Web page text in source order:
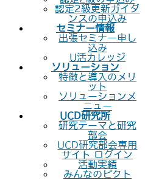
認定2級更新ガイダ
ンスの申込み
セミナー情報
出張セミナー申し
込み
U活カレッジ
ソリューション
特徴と導入のメリ
ット
ソリューションメ
ニュー
UCD研究所
研究テーマと研究
部会
UCD研究部会専用
サイト ログイン
活動実績
みんなのピクト